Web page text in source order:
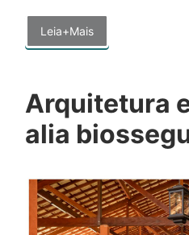
Leia+Mais
Arquitetura
alia